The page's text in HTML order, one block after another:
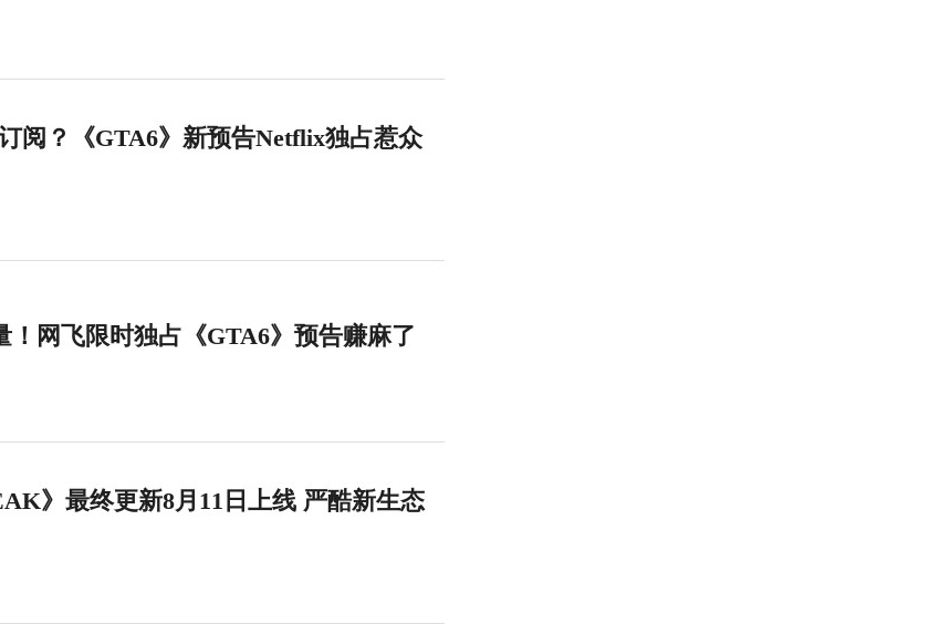
阅？《GTA6》新预告Netflix独占惹众
！网飞限时独占《GTA6》预告赚麻了
》最终更新8月11日上线 严酷新生态